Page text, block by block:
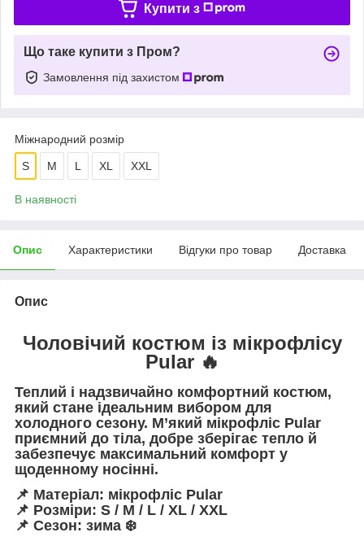
Купити з
Що таке купити з Пром?
Замовлення під захистом
Міжнародний розмір
S M L XL XXL
В наявності
Опис Характеристики Відгуки про товар Доставка
Опис
Чоловічий костюм із мікрофлісу
Pular 🔥
Теплий і надзвичайно комфортний костюм,
який стане ідеальним вибором для
холодного сезону. М’який мікрофліс Pular
приємний до тіла, добре зберігає тепло й
забезпечує максимальний комфорт у
щоденному носінні.
📌 Матеріал: мікрофліс Pular
📌 Розміри: S / M / L / XL / XXL
📌 Сезон: зима ❄️